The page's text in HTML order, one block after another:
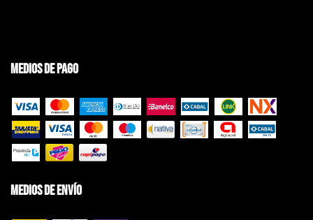
Medios de pago
Medios de envío